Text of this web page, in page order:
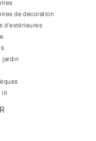
de décoration
d'extérieures
jardin
lit
Henry